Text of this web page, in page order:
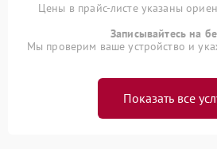
Цены в прайс-листе указаны
Записывайтесь на
Мы проверим ваше устройство и
Показать все